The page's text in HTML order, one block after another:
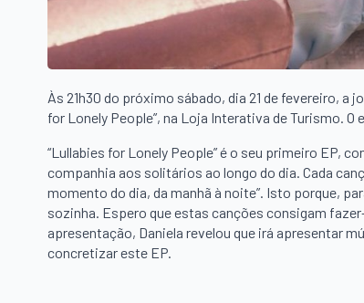
Às 21h30 do próximo sábado, dia 21 de fevereiro, a
for Lonely People”, na Loja Interativa de Turismo.
“Lullabies for Lonely People” é o seu primeiro EP,
companhia aos solitários ao longo do dia. Cada
momento do dia, da manhã à noite”. Isto porque,
sozinha. Espero que estas canções consigam
apresentação, Daniela revelou que irá apresentar
concretizar este EP.